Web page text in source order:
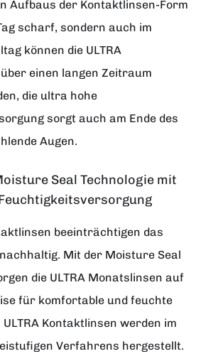
Aufbaus der Kontaktlinsen-Form
scharf, sondern auch im
können die ULTRA
einen langen Zeitraum
die ultra hohe
sorgt auch am Ende des
Augen.
Seal Technologie mit
beeinträchtigen das
Mit der Moisture Seal
die ULTRA Monatslinsen auf
für komfortable und feuchte
Kontaktlinsen werden im
Verfahrens hergestellt.